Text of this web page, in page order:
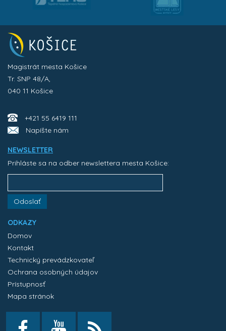
Magistrát mesta Košice
Tr. SNP 48/A,
040 11 Košice
+421 55 6419 111
Napíšte nám
NEWSLETTER
Prihláste sa na odber newslettera mesta Košice:
Odoslať
ODKAZY
Domov
Kontakt
Technický prevádzkovateľ
Ochrana osobných údajov
Prístupnosť
Mapa stránok